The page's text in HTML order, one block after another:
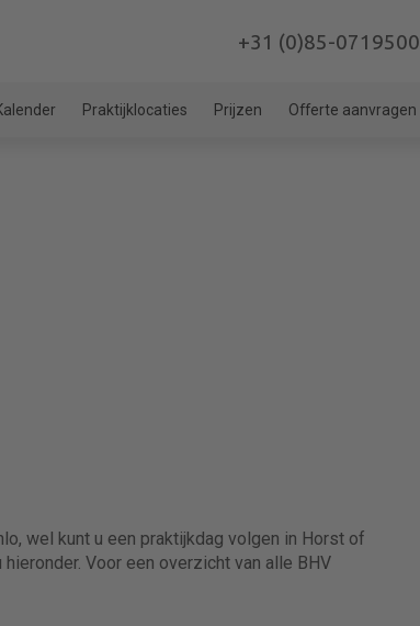
+31 (0)85-0719500
Praktijklocaties Prijzen Offerte aanvragen
wel kunt u een praktijkdag volgen in Horst of
Voor een overzicht van alle BHV